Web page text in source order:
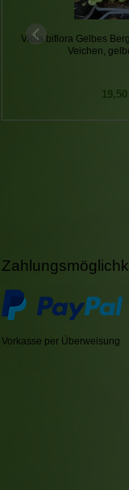
Viola biflora Gelbes
Veichen,
Vorkasse per Überweisung